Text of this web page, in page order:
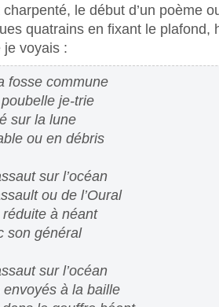
charpenté, le début d’un poème
quatrains en fixant le plafond,
je voyais :
fosse commune
je-trie
sur la lune
ou en débris
sur l’océan
ou de l’Oural
à néant
son général
sur l’océan
à la baille